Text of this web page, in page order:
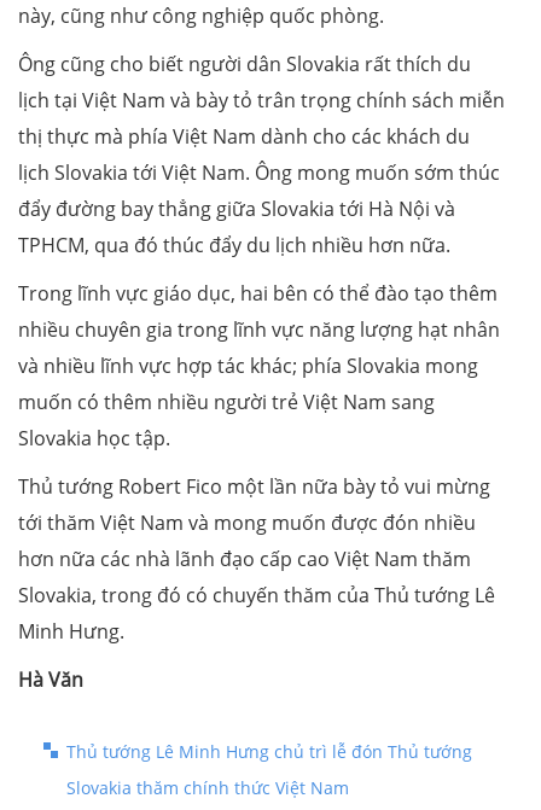
này, cũng như công nghiệp quốc phòng.
Ông cũng cho biết người dân Slovakia rất thích du
lịch tại Việt Nam và bày tỏ trân trọng chính sách miễn
thị thực mà phía Việt Nam dành cho các khách du
lịch Slovakia tới Việt Nam. Ông mong muốn sớm thúc
đẩy đường bay thẳng giữa Slovakia tới Hà Nội và
TPHCM, qua đó thúc đẩy du lịch nhiều hơn nữa.
Trong lĩnh vực giáo dục, hai bên có thể đào tạo thêm
nhiều chuyên gia trong lĩnh vực năng lượng hạt nhân
và nhiều lĩnh vực hợp tác khác; phía Slovakia mong
muốn có thêm nhiều người trẻ Việt Nam sang
Slovakia học tập.
Thủ tướng Robert Fico một lần nữa bày tỏ vui mừng
tới thăm Việt Nam và mong muốn được đón nhiều
hơn nữa các nhà lãnh đạo cấp cao Việt Nam thăm
Slovakia, trong đó có chuyến thăm của Thủ tướng Lê
Minh Hưng.
Hà Văn
Thủ tướng Lê Minh Hưng chủ trì lễ đón Thủ tướng
Slovakia thăm chính thức Việt Nam